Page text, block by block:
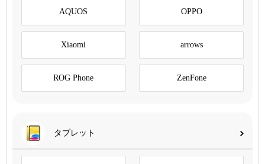
AQUOS OPPO
Xiaomi arrows
ROG Phone ZenFone
タブレット